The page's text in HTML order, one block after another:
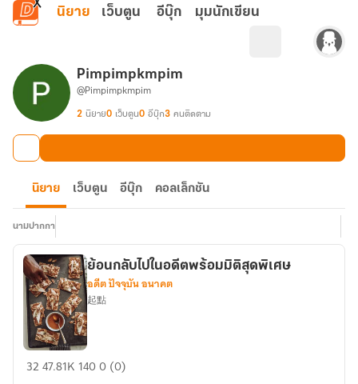
ข้ามไปยังเนื้อหาหลัก
นิยาย เว็บตูน อีบุ๊ก มุมนักเขียน
Pimpimpkmpim
@Pimpimpkmpim
2 นิยาย0 เว็บตูน0 อีบุ๊ก3 คนติดตาม
นิยาย เว็บตูน อีบุ๊ก คอลเล็กชัน
นามปากกา
ย้อน
ย้อนกลับไปในอดีตพร้อมมิติสุดพิเศษ
อดีต ปัจจุบัน อนาคต
起點
3247.81K 1400 (0)